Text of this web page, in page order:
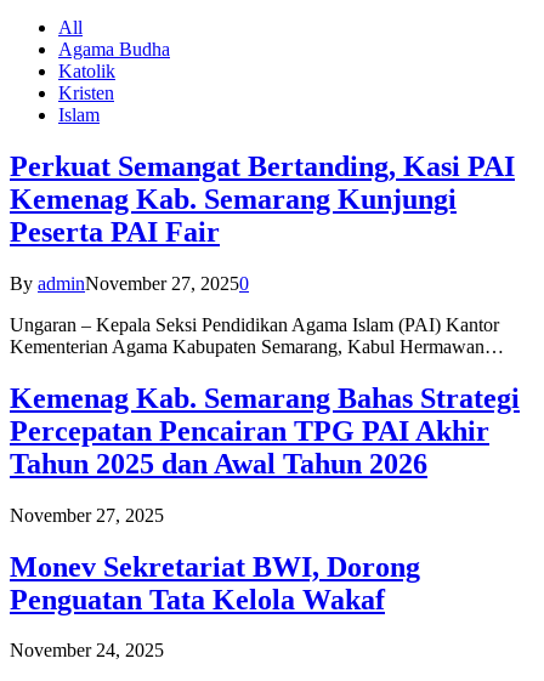
All
Agama Budha
Katolik
Kristen
Islam
Perkuat Semangat Bertanding, Kasi PAI
Kemenag Kab. Semarang Kunjungi
Peserta PAI Fair
By adminNovember 27, 20250
Ungaran – Kepala Seksi Pendidikan Agama Islam (PAI) Kantor
Kementerian Agama Kabupaten Semarang, Kabul Hermawan…
Kemenag Kab. Semarang Bahas Strategi
Percepatan Pencairan TPG PAI Akhir
Tahun 2025 dan Awal Tahun 2026
November 27, 2025
Monev Sekretariat BWI, Dorong
Penguatan Tata Kelola Wakaf
November 24, 2025